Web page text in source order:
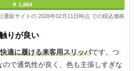
￥ 1,864
通販サイトの 2026年02月11日時点 での税込価格
りが良い
適に履ける来客用スリッパです。つ
ので通気性が良く、色も主張しすぎな